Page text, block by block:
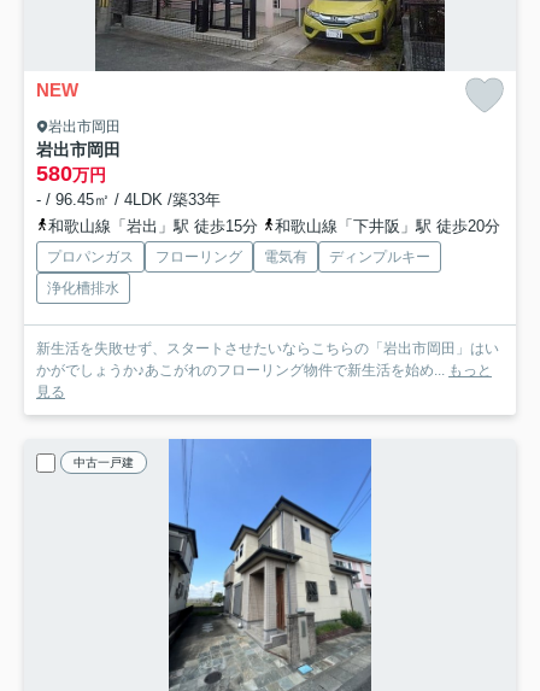
NEW
岩出市岡田
岩出市岡田
580万円
- / 96.45㎡ / 4LDK /築33年
和歌山線「岩出」駅 徒歩15分
和歌山線「下井阪」駅 徒歩20分
プロパンガス フローリング 電気有
ディンプルキー
浄化槽排水
新生活を失敗せず、スタートさせたいならこちらの「岩出市岡田」はい
かがでしょうか♪あこがれのフローリング物件で新生活を始め... もっと
見る
中古一戸建